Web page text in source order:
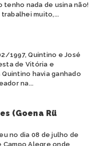
tenho nada de usina não!
muito,...
1997, Quintino e José
de Vitória e
havia ganhado
na...
(Goena Rü
no dia 08 de julho de
Campo Alegre onde